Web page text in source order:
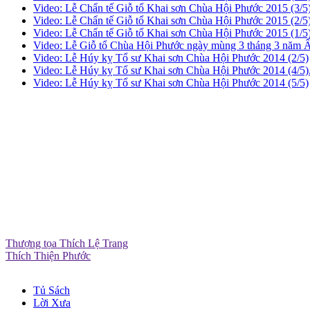
Video: Lễ Chẩn tế Giỗ tổ Khai sơn Chùa Hội Phước 2015 (3/
Video: Lễ Chẩn tế Giỗ tổ Khai sơn Chùa Hội Phước 2015 (2/
Video: Lễ Chẩn tế Giỗ tổ Khai sơn Chùa Hội Phước 2015 (1/
Video: Lễ Giỗ tổ Chùa Hội Phước ngày mùng 3 tháng 3 năm
Video: Lễ Húy kỵ Tổ sư Khai sơn Chùa Hội Phước 2014 (2/5)
Video: Lễ Húy kỵ Tổ sư Khai sơn Chùa Hội Phước 2014 (4/5).
Video: Lễ Húy kỵ Tổ sư Khai sơn Chùa Hội Phước 2014 (5/5)
Thượng tọa Thích Lệ Trang
Thích Thiện Phước
Tủ Sách
Lời Xưa